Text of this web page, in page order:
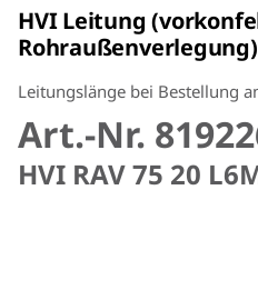
HVI Leitung
Rohraußenverlegung)
Leitungslänge bei Bestellung
Art.-Nr.
HVI RAV 75 20